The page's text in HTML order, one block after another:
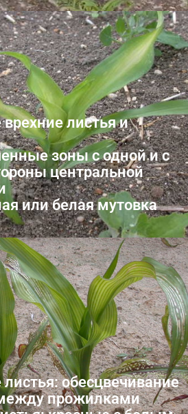
листья и
зоны с одной и с
центральной
или белая мутовка
цинка
обесцвечивание
прожилками
марганца